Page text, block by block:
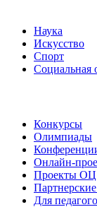
Наука
Искусство
Спорт
Социальная
Конкурсы
Олимпиады
Онлайн-
Проекты
Для